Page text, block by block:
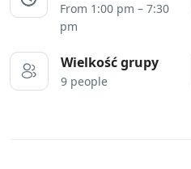
From 1:00 pm – 7:30
pm
Wielkość grupy
9 people